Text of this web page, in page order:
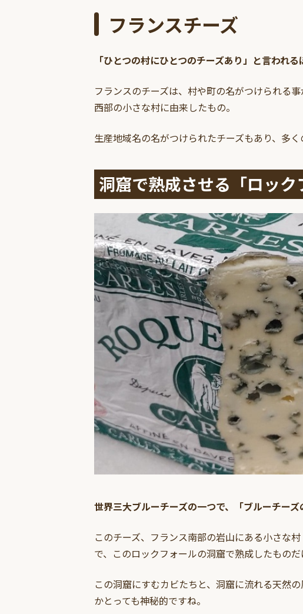
フランスチーズ
「ひとつの村にひとつのチーズあり」と言われ
フランスのチーズは、村や町の名がつけられる
西部の小さな村に由来したもの。
生産地域名の名がつけられたチーズもあり、多く
洞窟で熟成させる「ロック
世界三大ブルーチーズの一つで、「ブルーチーズ
このチーズ、フランス南部の岩山にある小さな
で、このロックフォールの洞窟で熟成したもの
この洞窟にすむカビたちと、洞窟に流れる天然
かとっても神秘的ですね。